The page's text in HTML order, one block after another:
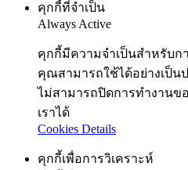
คุกกี้ที่จำเป็น
Always Active
คุกกี้มีความจำเป็นสำหรับก
คุณสามารถใช้ได้อย่างเป็น
ไม่สามารถปิดการทำงานข
เราได้
Cookies Details
คุกกี้เพื่อการวิเคราะห์